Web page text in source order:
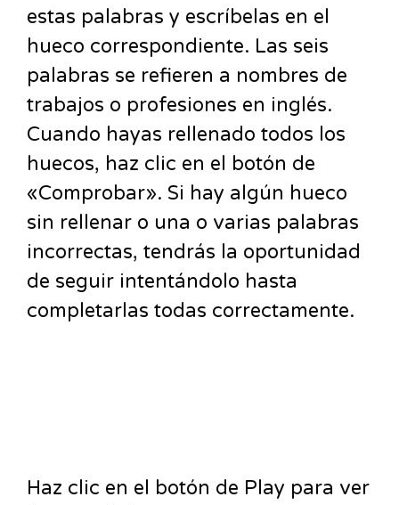
estas palabras y escríbelas en el
hueco correspondiente. Las seis
palabras se refieren a nombres de
trabajos o profesiones en inglés.
Cuando hayas rellenado todos los
huecos, haz clic en el botón de
«Comprobar». Si hay algún hueco
sin rellenar o una o varias palabras
incorrectas, tendrás la oportunidad
de seguir intentándolo hasta
completarlas todas correctamente.
Haz clic en el botón de Play para ver